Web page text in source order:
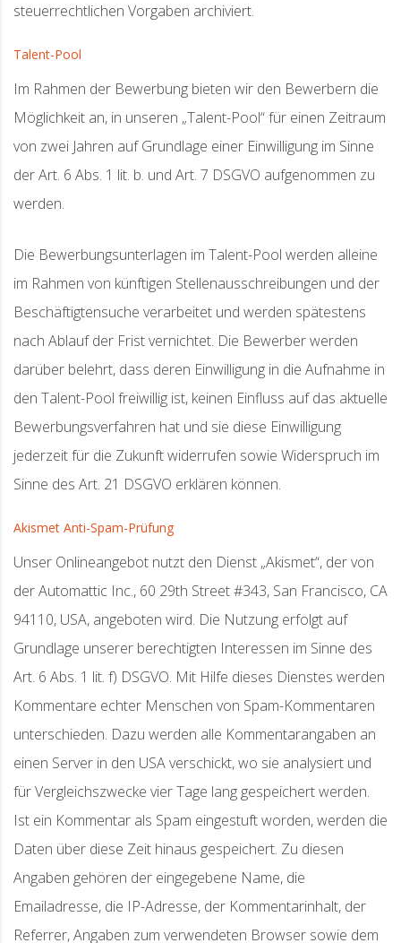
steuerrechtlichen Vorgaben archiviert.
Talent-Pool
Im Rahmen der Bewerbung bieten wir den Bewerbern die
Möglichkeit an, in unseren „Talent-Pool“ für einen Zeitraum
von zwei Jahren auf Grundlage einer Einwilligung im Sinne
der Art. 6 Abs. 1 lit. b. und Art. 7 DSGVO aufgenommen zu
werden.
Die Bewerbungsunterlagen im Talent-Pool werden alleine
im Rahmen von künftigen Stellenausschreibungen und der
Beschäftigtensuche verarbeitet und werden spätestens
nach Ablauf der Frist vernichtet. Die Bewerber werden
darüber belehrt, dass deren Einwilligung in die Aufnahme in
den Talent-Pool freiwillig ist, keinen Einfluss auf das aktuelle
Bewerbungsverfahren hat und sie diese Einwilligung
jederzeit für die Zukunft widerrufen sowie Widerspruch im
Sinne des Art. 21 DSGVO erklären können.
Akismet Anti-Spam-Prüfung
Unser Onlineangebot nutzt den Dienst „Akismet“, der von
der Automattic Inc., 60 29th Street #343, San Francisco, CA
94110, USA, angeboten wird. Die Nutzung erfolgt auf
Grundlage unserer berechtigten Interessen im Sinne des
Art. 6 Abs. 1 lit. f) DSGVO. Mit Hilfe dieses Dienstes werden
Kommentare echter Menschen von Spam-Kommentaren
unterschieden. Dazu werden alle Kommentarangaben an
einen Server in den USA verschickt, wo sie analysiert und
für Vergleichszwecke vier Tage lang gespeichert werden.
Ist ein Kommentar als Spam eingestuft worden, werden die
Daten über diese Zeit hinaus gespeichert. Zu diesen
Angaben gehören der eingegebene Name, die
Emailadresse, die IP-Adresse, der Kommentarinhalt, der
Referrer, Angaben zum verwendeten Browser sowie dem